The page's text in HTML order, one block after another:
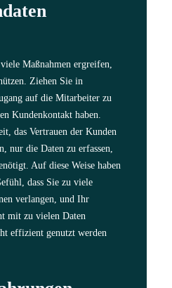
Maßnahmen ergreifen,
Ziehen Sie in
auf die Mitarbeiter zu
Kundenkontakt haben.
das Vertrauen der Kunden
nur die Daten zu erfassen,
Auf diese Weise haben
dass Sie zu viele
verlangen, und Ihr
mit zu vielen Daten
effizient genutzt werden